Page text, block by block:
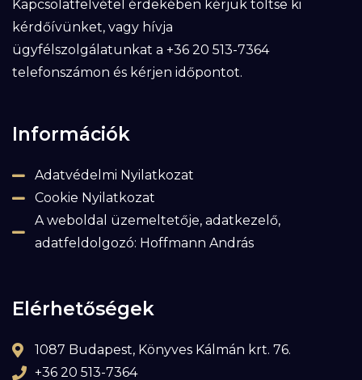
Kapcsolatfelvétel érdekében kérjük töltse ki
kérdőívünket, vagy hívja
ügyfélszolgálatunkat a +36 20 513-7364
telefonszámon és kérjen időpontot.
Információk
Adatvédelmi Nyilatkozat
Cookie Nyilatkozat
A weboldal üzemeltetője, adatkezelő,
adatfeldolgozó: Hoffmann András
Elérhetőségek
1087 Budapest, Könyves Kálmán krt. 76.
+36 20 513-7364